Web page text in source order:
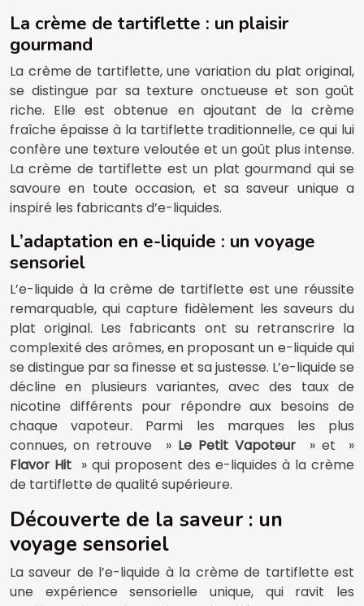
La crème de tartiflette : un plaisir
gourmand
La crème de tartiflette, une variation du plat original,
se distingue par sa texture onctueuse et son goût
riche. Elle est obtenue en ajoutant de la crème
fraîche épaisse à la tartiflette traditionnelle, ce qui lui
confère une texture veloutée et un goût plus intense.
La crème de tartiflette est un plat gourmand qui se
savoure en toute occasion, et sa saveur unique a
inspiré les fabricants d’e-liquides.
L’adaptation en e-liquide : un voyage
sensoriel
L’e-liquide à la crème de tartiflette est une réussite
remarquable, qui capture fidèlement les saveurs du
plat original. Les fabricants ont su retranscrire la
complexité des arômes, en proposant un e-liquide qui
se distingue par sa finesse et sa justesse. L’e-liquide se
décline en plusieurs variantes, avec des taux de
nicotine différents pour répondre aux besoins de
chaque vapoteur. Parmi les marques les plus
connues, on retrouve » Le Petit Vapoteur
» et »
Flavor Hit » qui proposent des e-liquides à la crème
de tartiflette de qualité supérieure.
Découverte de la saveur : un
voyage sensoriel
La saveur de l’e-liquide à la crème de tartiflette est
une expérience sensorielle unique, qui ravit les